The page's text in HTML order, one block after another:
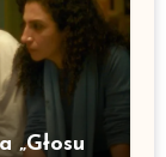
„Głosu